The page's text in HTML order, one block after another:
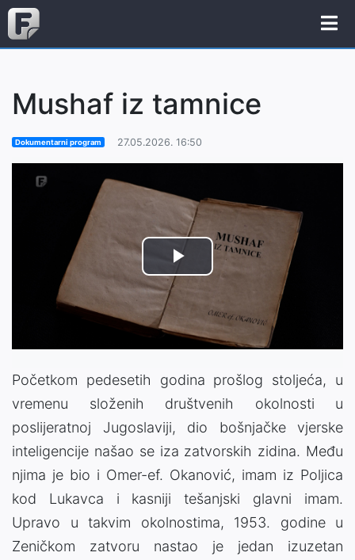
Mushaf iz tamnice
Dokumentarni program 27.05.2026. 16:50
Play
Video
Početkom pedesetih godina prošlog stoljeća, u
vremenu složenih društvenih okolnosti u
poslijeratnoj Jugoslaviji, dio bošnjačke vjerske
inteligencije našao se iza zatvorskih zidina. Među
njima je bio i Omer-ef. Okanović, imam iz Poljica
kod Lukavca i kasniji tešanjski glavni imam.
Upravo u takvim okolnostima, 1953. godine u
Zeničkom zatvoru nastao je jedan izuzetan